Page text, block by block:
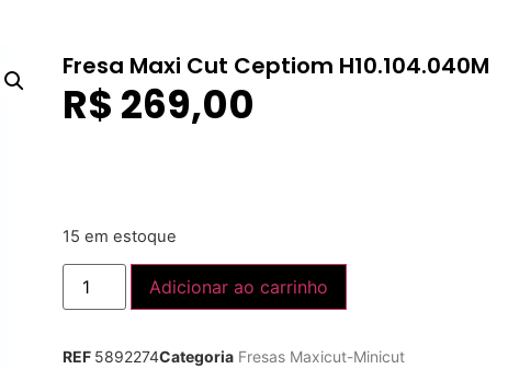
Fresa Maxi Cut Ceptiom H10.104.040M
R$ 269,00
15 em estoque
Adicionar ao carrinho
REF 5892274Categoria Fresas Maxicut-Minicut